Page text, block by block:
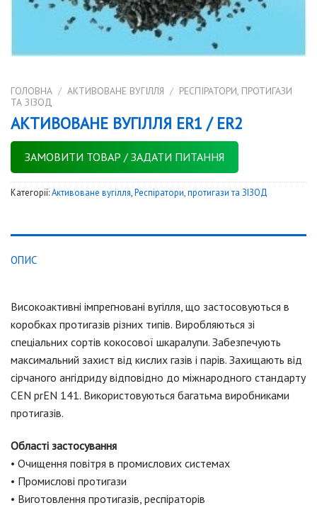
ГОЛОВНА / АКТИВОВАНЕ ВУГІЛЛЯ / РЕСПІРАТОРИ, ПРОТИГАЗИ
ТА ЗІЗОД
АКТИВОВАНЕ ВУГІЛЛЯ ER1 / ER2
ЗАМОВИТИ ТОВАР / ЗАДАТИ ПИТАННЯ
Категорії:Активоване вугілля,Респіратори, протигази та ЗІЗОД
ОПИС
Високоактивні імпрегнованi вугілля, що застосовуються в
коробках протигазів різних типів. Виробляються зі
спеціальних сортів кокосової шкаралупи. Забезпечують
максимальний захист від кислих газів і парів. Захищають від
сірчаного ангідриду відповідно до міжнародного стандарту
CEN prEN 141. Використовуються багатьма виробниками
протигазів.
Області застосування
• Очищення повітря в промислових системах
• Промислові протигази
• Виготовлення протигазів, респіраторів